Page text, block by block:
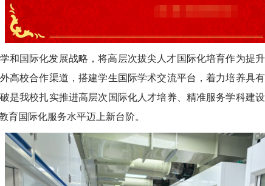
和国际化发展战略，将高层次拔尖人才国际化培育作为提
高校合作渠道，搭建学生国际学术交流平台，着力培养具
是我校扎实推进高层次国际化人才培养、精准服务学科建
育国际化服务水平迈上新台阶。